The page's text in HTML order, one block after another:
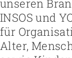
unseren
INSOS und
für
Alter,